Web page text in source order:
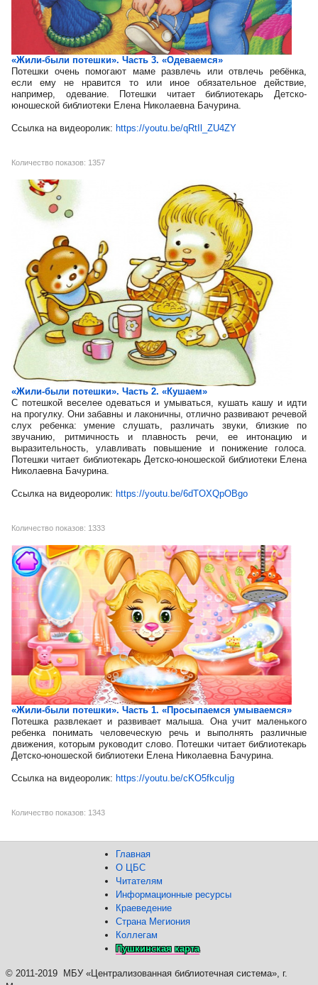
«Жили-были потешки». Часть 3. «Одеваемся»
Потешки очень помогают маме развлечь или отвлечь ребёнка,
если ему не нравится то или иное обязательное действие,
например, одевание. Потешки читает библиотекарь Детско-
юношеской библиотеки Елена Николаевна Бачурина.
Ссылка на видеоролик: https://youtu.be/qRtIl_ZU4ZY
Количество показов: 1357
«Жили-были потешки». Часть 2. «Кушаем»
С потешкой веселее одеваться и умываться, кушать кашу и идти
на прогулку. Они забавны и лаконичны, отлично развивают речевой
слух ребенка: умение слушать, различать звуки, близкие по
звучанию, ритмичность и плавность речи, ее интонацию и
выразительность, улавливать повышение и понижение голоса.
Потешки читает библиотекарь Детско-юношеской библиотеки Елена
Николаевна Бачурина.
Ссылка на видеоролик: https://youtu.be/6dTOXQpOBgo
Количество показов: 1333
«Жили-были потешки». Часть 1. «Просыпаемся умываемся»
Потешка развлекает и развивает малыша. Она учит маленького
ребенка понимать человеческую речь и выполнять различные
движения, которым руководит слово. Потешки читает библиотекарь
Детско-юношеской библиотеки Елена Николаевна Бачурина.
Ссылка на видеоролик: https://youtu.be/cKO5fkcuIjg
Количество показов: 1343
Главная
О ЦБС
Читателям
Информационные ресурсы
Краеведение
Страна Мегиония
Коллегам
Пушкинская карта
© 2011-2019 МБУ «Централизованная библиотечная система», г.